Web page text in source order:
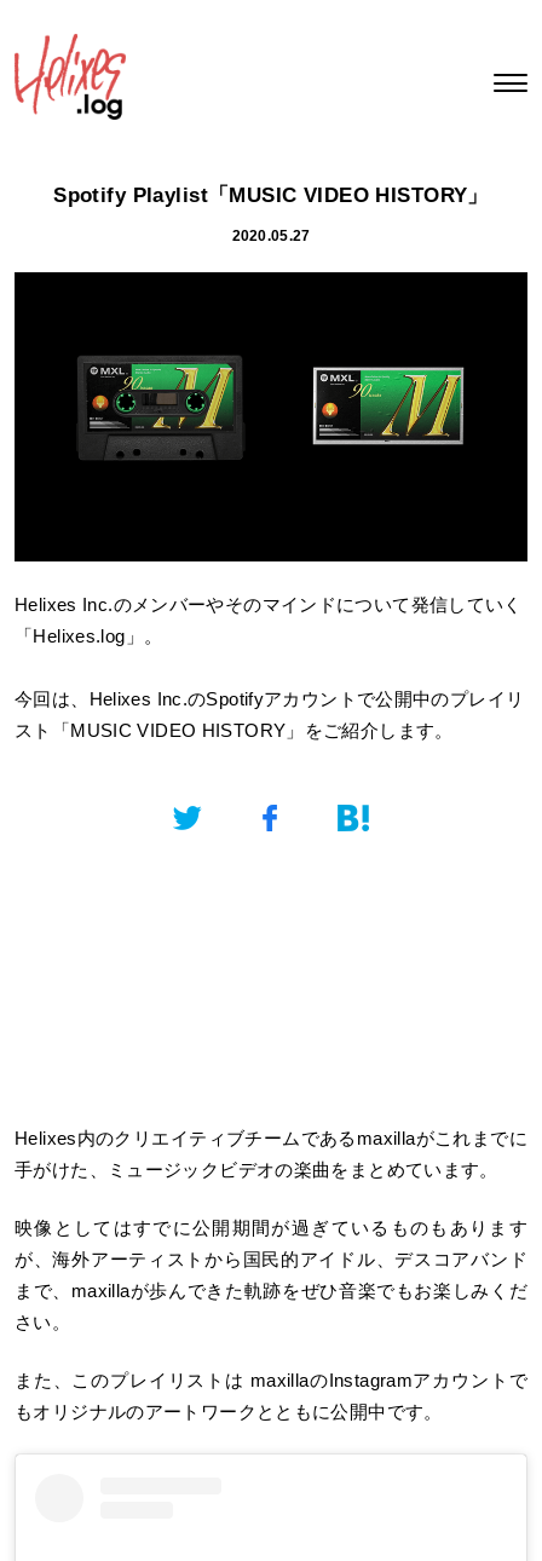
Spotify Playlist「MUSIC VIDEO HISTORY」
2020.05.27
Helixes Inc.のメンバーやそのマインドについて発信していく
「Helixes.log」。
今回は、Helixes Inc.のSpotifyアカウントで公開中のプレイリ
スト「MUSIC VIDEO HISTORY」をご紹介します。
Helixes内のクリエイティブチームであるmaxillaがこれまでに
手がけた、ミュージックビデオの楽曲をまとめています。
映像としてはすでに公開期間が過ぎているものもあります
が、海外アーティストから国民的アイドル、デスコアバンド
まで、maxillaが歩んできた軌跡をぜひ音楽でもお楽しみくだ
さい。
また、このプレイリストは maxillaのInstagramアカウントで
もオリジナルのアートワークとともに公開中です。